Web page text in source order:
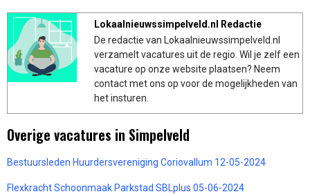
Lokaalnieuwssimpelveld.nl Redactie
De redactie van Lokaalnieuwssimpelveld.nl
verzamelt vacatures uit de regio. Wil je zelf een
vacature op onze website plaatsen? Neem
contact met ons op voor de mogelijkheden van
het insturen.
Overige vacatures in Simpelveld
Bestuursleden Huurdersvereniging Coriovallum 12-05-2024
Flexkracht Schoonmaak Parkstad SBLplus 05-06-2024